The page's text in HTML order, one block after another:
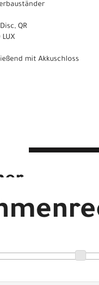
QR
mit Akkuschloss
cm